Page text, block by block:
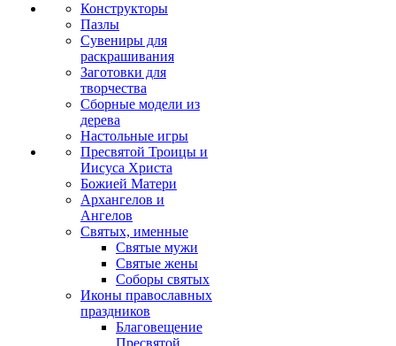
Конструкторы
Пазлы
Сувениры для
раскрашивания
Заготовки для
творчества
Сборные модели из
дерева
Настольные игры
Пресвятой Троицы и
Иисуса Христа
Божией Матери
Архангелов и
Ангелов
Святых, именные
Святые мужи
Святые жены
Соборы святых
Иконы православных
праздников
Благовещение
Пресвятой